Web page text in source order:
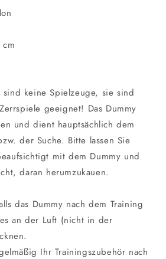
sind keine Spielzeuge, sie sind
geeignet! Das Dummy
und dient hauptsächlich dem
der Suche. Bitte lassen Sie
mit dem Dummy und
daran herumzukauen.
das Dummy nach dem Training
an der Luft (nicht in der
Ihr Trainingszubehör nach